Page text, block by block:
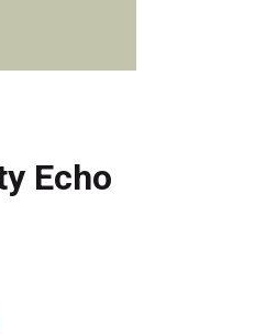
Echo